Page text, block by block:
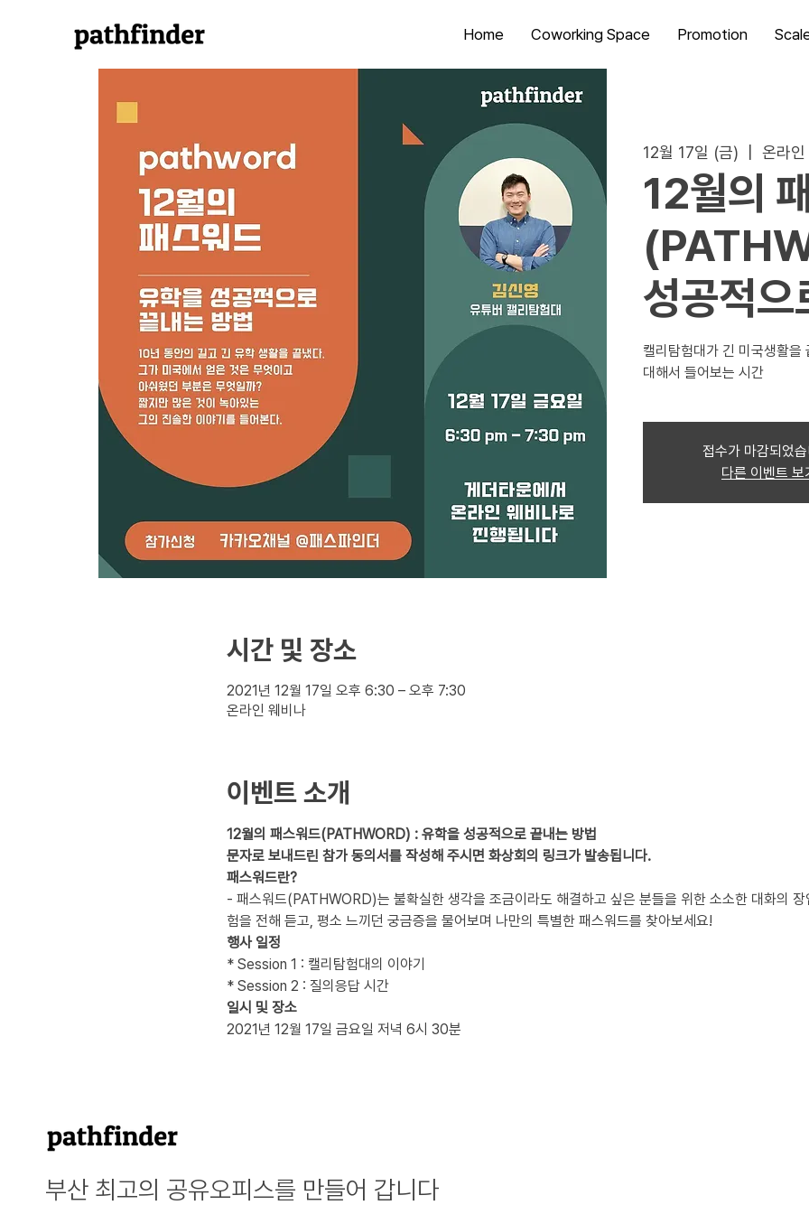
Home Coworking Space Promotion
12월 17일 (금) 온라
12월의
성공적으
캘리탐험대가 긴 미국생활을
대해서 들어보는 시간
접수가 마감되었
다른 이벤트 보
시간 및 장소
2021년 12월 17일 오후 6:30 – 오후 7:30
온라인 웨비나
이벤트 소개
12월의 패스워드(PATHWORD) : 유학을 성공적으로 끝내는 방법
문자로 보내드린 참가 동의서를 작성해 주시면 화상회의 링크가 발송됩니다.
패스워드란?
- 패스워드(PATHWORD)는 불확실한 생각을 조금이라도 해결하고 싶은 분들을 위한 소소한 대화의
험을 전해 듣고, 평소 느끼던 궁금증을 물어보며 나만의 특별한 패스워드를 찾아보세요!
행사 일정
* Session 1 : 캘리탐험대의 이야기
* Session 2 : 질의응답 시간
일시 및 장소
2021년 12월 17일 금요일 저녁 6시 30분
부산 최고의 공유오피스를 만들어 갑니다